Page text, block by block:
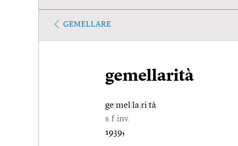
GEMELLARE
gemellarità
ge mel la ri tà
s.f.inv.
1939;